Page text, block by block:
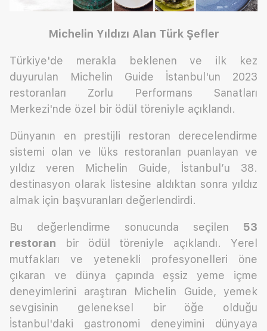
Michelin Yıldızı Alan Türk Şefler
Türkiye'de merakla beklenen ve ilk kez
duyurulan Michelin Guide İstanbul'un 2023
restoranları Zorlu Performans Sanatları
Merkezi'nde özel bir ödül töreniyle açıklandı.
Dünyanın en prestijli restoran derecelendirme
sistemi olan ve lüks restoranları puanlayan ve
yıldız veren Michelin Guide, İstanbul’u 38.
destinasyon olarak listesine aldıktan sonra yıldız
almak için başvuranları değerlendirdi.
Bu değerlendirme sonucunda seçilen 53
restoran bir ödül töreniyle açıklandı. Yerel
mutfakları ve yetenekli profesyonelleri öne
çıkaran ve dünya çapında eşsiz yeme içme
deneyimlerini araştıran Michelin Guide, yemek
sevgisinin geleneksel bir öğe olduğu
İstanbul'daki gastronomi deneyimini dünyaya